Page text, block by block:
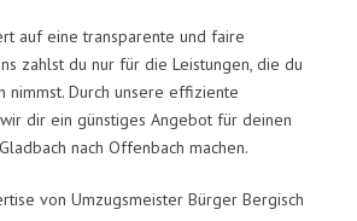
auf eine transparente und faire
zahlst du nur für die Leistungen, die du
nimmst. Durch unsere effiziente
dir ein günstiges Angebot für deinen
nach Offenbach machen.
von Umzugsmeister Bürger Bergisch